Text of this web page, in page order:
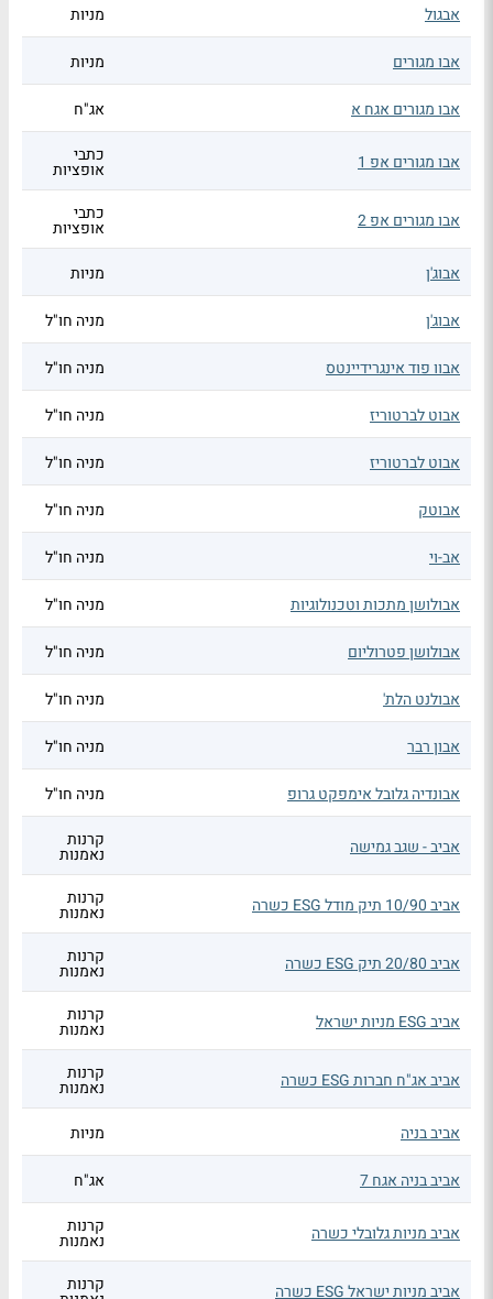
אבגול
מניות
אבו מגורים מניות
אבו מגורים אגח א אג"ח
אבו מגורים אפ 1 כתבי
אופציות
אבו מגורים אפ 2 כתבי
אופציות
אבוג'ן
מניות
אבוג'ן מניה חו"ל
אבוו פוד אינגרידיינטס מניה חו"ל
אבוט לברטוריז מניה חו"ל
אבוט לברטוריז מניה חו"ל
אבוטק מניה חו"ל
אב-וי מניה חו"ל
אבולושן מתכות וטכנולוגיות מניה חו"ל
אבולושן פטרוליום מניה חו"ל
אבולנט הלת' מניה חו"ל
אבון רבר מניה חו"ל
אבונדיה גלובל אימפקט גרופ מניה חו"ל
אביב - שגב גמישה קרנות
נאמנות
אביב 10/90 תיק מודל ESG כשרה קרנות
נאמנות
אביב 20/80 תיק ESG כשרה קרנות
נאמנות
אביב ESG מניות ישראל קרנות
נאמנות
אביב אג"ח חברות ESG כשרה קרנות
נאמנות
אביב בניה
מניות
אביב בניה אגח 7 אג"ח
אביב מניות גלובלי כשרה קרנות
נאמנות
אביב מניות ישראל ESG כשרה קרנות